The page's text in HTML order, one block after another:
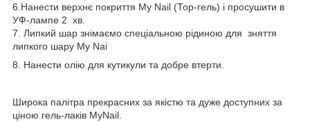
6.Нанести верхнє покриття My Nail (Тор-гель) і просушити в
УФ-лампе 2 хв.
7. Липкий шар знімаємо спеціальною рідиною для зняття
липкого шару My Nai
8. Нанести олію для кутикули та добре втерти.
Широка палітра прекрасних за якістю та дуже доступних за
ціною гель-лаків MyNail.